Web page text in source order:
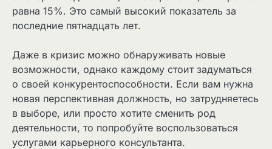
равна 15%. Это самый высокий показатель за
последние пятнадцать лет.
Даже в кризис можно обнаруживать новые
возможности, однако каждому стоит задуматься
о своей конкурентоспособности. Если вам нужна
новая перспективная должность, но затрудняетесь
в выборе, или просто хотите сменить род
деятельности, то попробуйте воспользоваться
услугами карьерного консультанта.